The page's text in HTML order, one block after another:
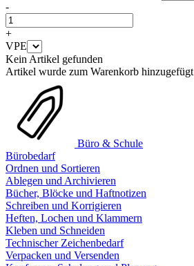
-
+
VPE
Kein Artikel gefunden
Artikel wurde zum Warenkorb hinzugefügt
Büro & Schule
Bürobedarf
Ordnen und Sortieren
Ablegen und Archivieren
Bücher, Blöcke und Haftnotizen
Schreiben und Korrigieren
Heften, Lochen und Klammern
Kleben und Schneiden
Technischer Zeichenbedarf
Verpacken und Versenden